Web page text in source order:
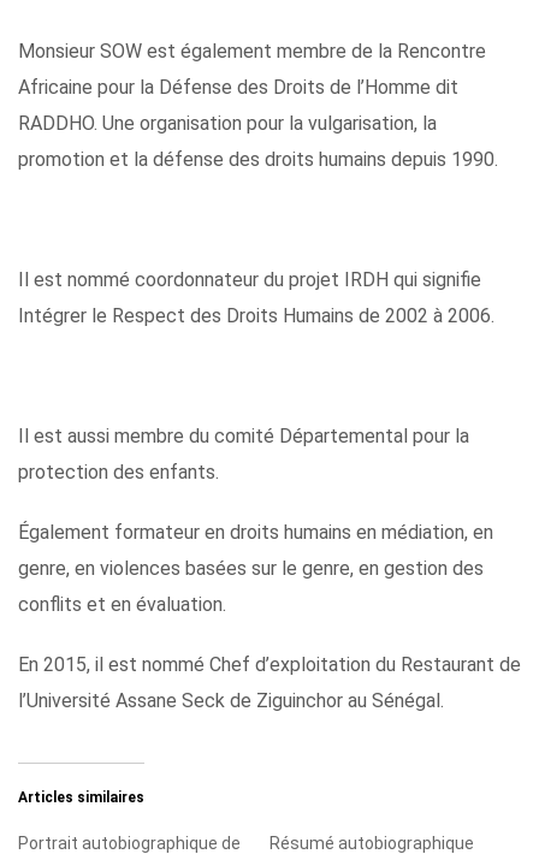
Monsieur SOW est également membre de la Rencontre
Africaine pour la Défense des Droits de l’Homme dit
RADDHO. Une organisation pour la vulgarisation, la
promotion et la défense des droits humains depuis 1990.
Il est nommé coordonnateur du projet IRDH qui signifie
Intégrer le Respect des Droits Humains de 2002 à 2006.
Il est aussi membre du comité Départemental pour la
protection des enfants.
Également formateur en droits humains en médiation, en
genre, en violences basées sur le genre, en gestion des
conflits et en évaluation.
En 2015, il est nommé Chef d’exploitation du Restaurant de
l’Université Assane Seck de Ziguinchor au Sénégal.
Articles similaires
Portrait autobiographique de Résumé autobiographique